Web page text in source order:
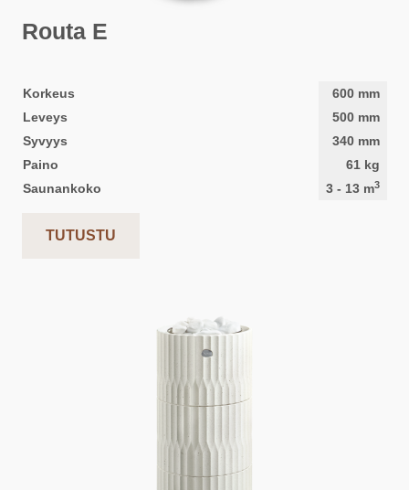
Routa E
Korkeus 600 mm
Leveys
500 mm
Syvyys
340 mm
Paino
61 kg
Saunankoko
3 - 13 m3
TUTUSTU